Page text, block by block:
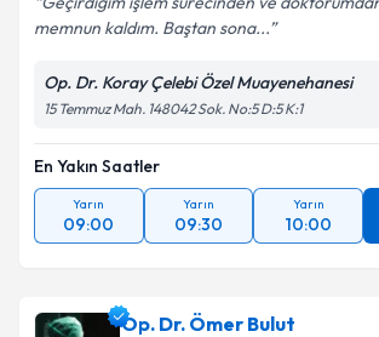
memnun kaldım. Baştan sona...
Op. Dr. Koray Çelebi Özel Muayenehanesi
15 Temmuz Mah. 148042 Sok. No:5 D:5 K:1
En Yakın Saatler
Yarın
09:00
Yarın
09:30
Yarın
10:00
Op. Dr. Ömer Bulut